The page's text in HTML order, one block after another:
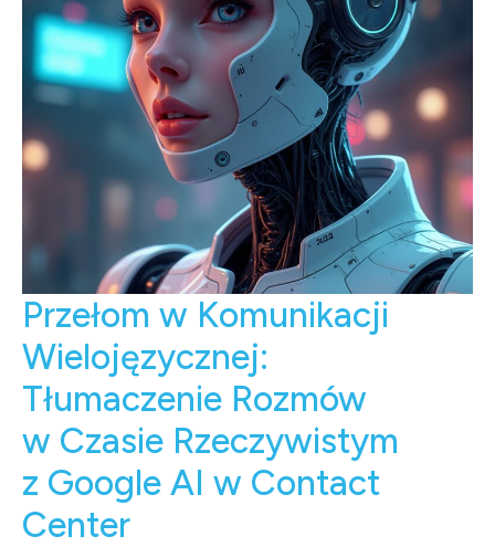
Przełom w Komunikacji
Wielojęzycznej:
Tłumaczenie Rozmów
w Czasie Rzeczywistym
z Google AI w Contact
Center